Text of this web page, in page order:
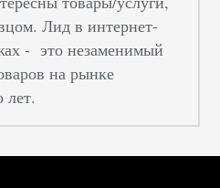
Лид в интернет-
- это незаменимый
на рынке
лет.